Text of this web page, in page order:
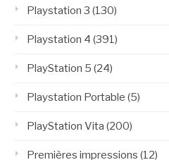
Playstation 3 (130)
Playstation 4 (391)
PlayStation 5 (24)
Playstation Portable (5)
PlayStation Vita (200)
Premières impressions (12)